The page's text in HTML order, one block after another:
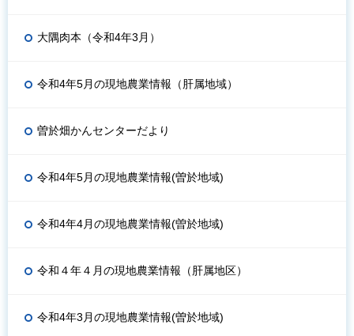
大隅肉本（令和4年3月）
令和4年5月の現地農業情報（肝属地域）
曽於畑かんセンターだより
令和4年5月の現地農業情報(曽於地域)
令和4年4月の現地農業情報(曽於地域)
令和４年４月の現地農業情報（肝属地区）
令和4年3月の現地農業情報(曽於地域)